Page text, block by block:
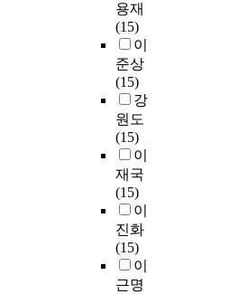
용재
(15)
이
준상
(15)
강
원도
(15)
이
재국
(15)
이
진화
(15)
이
근명